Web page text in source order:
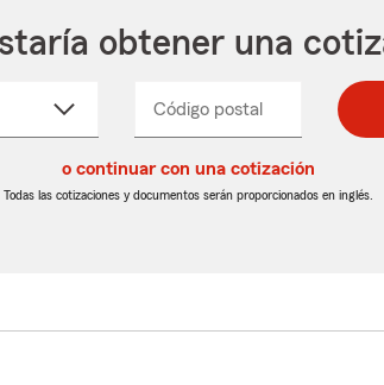
obtener una
Código postal
postal
de
postal
de
_____
o continuar con una cotización
Todas las cotizaciones y documentos serán proporcionados en inglés.